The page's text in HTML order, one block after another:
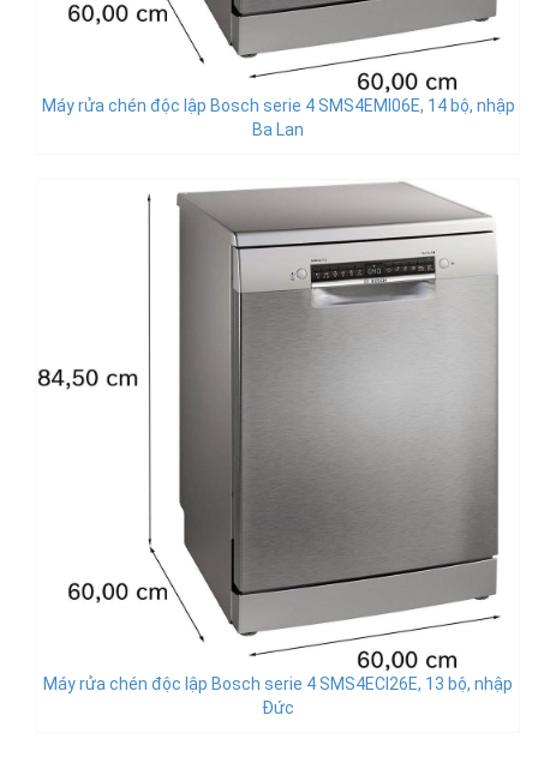
Máy rửa chén độc lập Bosch serie 4 SMS4EMI06E, 14 bộ, nhập
Ba Lan
Máy rửa chén độc lập Bosch serie 4 SMS4ECI26E, 13 bộ, nhập
Đức